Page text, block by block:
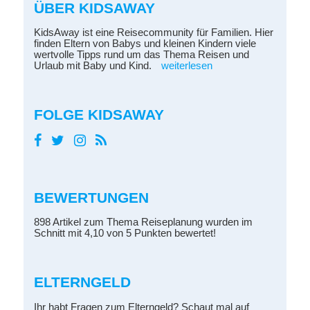
ÜBER KIDSAWAY
KidsAway ist eine Reisecommunity für Familien. Hier
finden Eltern von Babys und kleinen Kindern viele
wertvolle Tipps rund um das Thema Reisen und
Urlaub mit Baby und Kind.
weiterlesen
FOLGE KIDSAWAY
BEWERTUNGEN
898 Artikel zum Thema Reiseplanung wurden im
Schnitt mit 4,10 von 5 Punkten bewertet!
ELTERNGELD
Ihr habt Fragen zum Elterngeld? Schaut mal auf